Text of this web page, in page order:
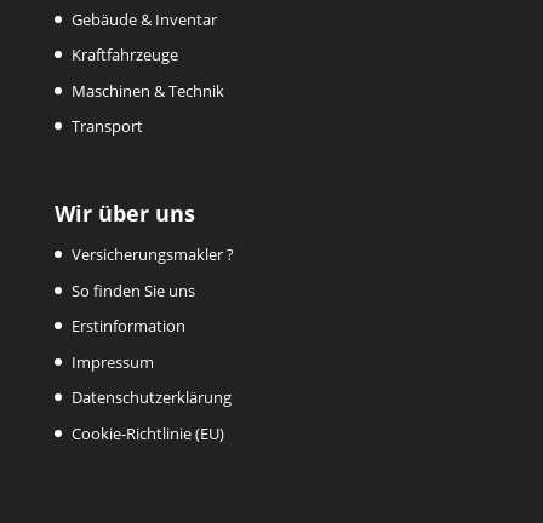
Gebäude & Inventar
Kraftfahrzeuge
Maschinen & Technik
Transport
Wir über uns
Versicherungsmakler ?
So finden Sie uns
Erstinformation
Impressum
Datenschutzerklärung
Cookie-Richtlinie (EU)